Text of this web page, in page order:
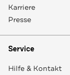
Karriere
Presse
Service
Hilfe & Kontakt